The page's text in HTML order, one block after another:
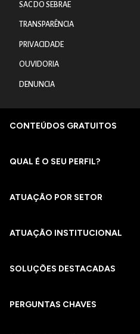
SAC DO SEBRAE
TRANSPARÊNCIA
PRIVACIDADE
OUVIDORIA
DENUNCIA
CONTEÚDOS GRATUITOS
QUAL É O SEU PERFIL?
ATUAÇÃO POR SETOR
ATUAÇÃO INSTITUCIONAL
SOLUÇÕES DESTACADAS
PERGUNTAS CHAVES​